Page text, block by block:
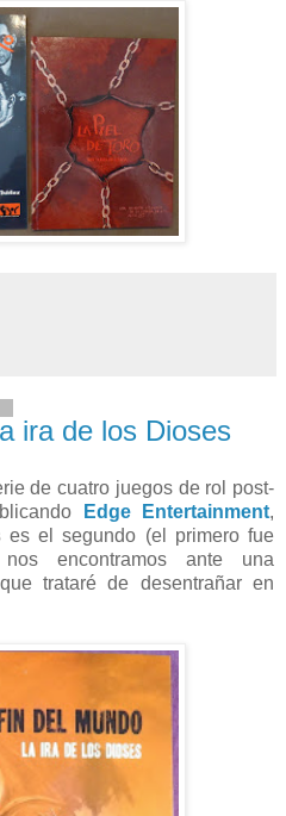
ira de los Dioses
de cuatro juegos de rol post-
Edge Entertainment,
es el segundo (el primero fue
encontramos ante una
trataré de desentrañar en